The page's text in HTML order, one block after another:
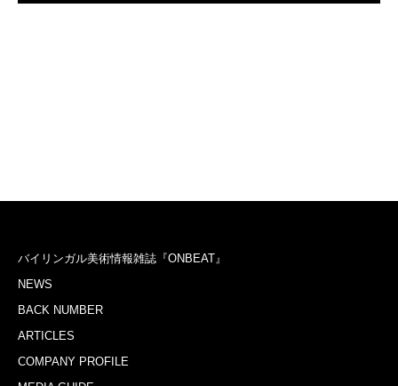
バイリンガル美術情報雑誌『ONBEAT』
NEWS
BACK NUMBER
ARTICLES
COMPANY PROFILE